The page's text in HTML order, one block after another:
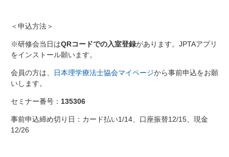
＜申込方法＞
※研修会当日はQRコードでの入室登録があります。JPTAアプリ
をインストール願います。
会員の方は、 日本理学療法士協会マイページから事前申込をお願
いします。
セミナー番号： 135306
事前申込締め切り日：カード払い1/14、口座振替12/15、現金
12/26